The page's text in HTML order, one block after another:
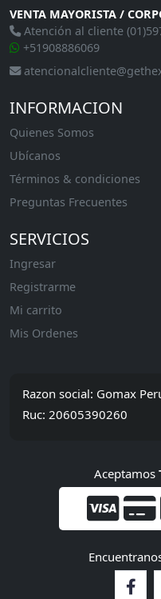
VENTA MAYORISTA /
Atención al cliente
+51908886069
INFORMACION
Quienes Somos
Ubícanos
Términos & condiciones
Preguntas Frecuentes
SERVICIOS
Ingresar
Registrarme
Mi carrito
Mis Ordenes
Razon social: Gomax
Ruc: 20605390260
Aceptamos